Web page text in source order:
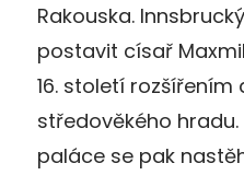
Rakouska.
postavit císař
16. století
středověkého
paláce se pak